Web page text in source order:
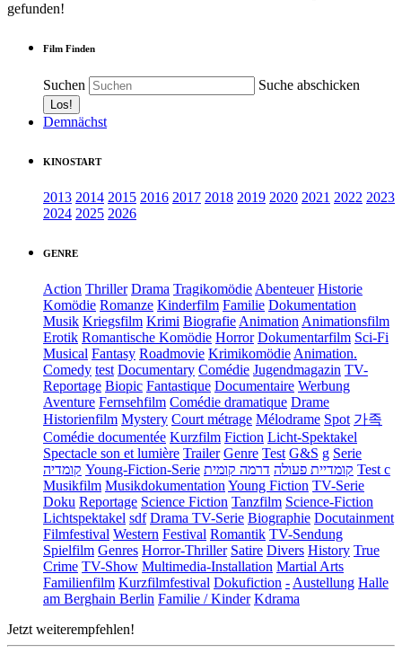
gefunden!
Film Finden
Suchen Suche abschicken
Demnächst
KINOSTART
2013 2014 2015 2016 2017 2018 2019 2020 2021 2022 2023
2024 2025 2026
GENRE
Action Thriller Drama Tragikomödie Abenteuer Historie
Komödie Romanze Kinderfilm Familie Dokumentation
Musik Kriegsfilm Krimi Biografie Animation Animationsfilm
Erotik Romantische Komödie Horror Dokumentarfilm Sci-Fi
Musical Fantasy Roadmovie Krimikomödie Animation.
Comedy test Documentary Comédie Jugendmagazin TV-
Reportage Biopic Fantastique Documentaire Werbung
Aventure Fernsehfilm Comédie dramatique Drame
Historienfilm Mystery Court métrage Mélodrame Spot 가족
Comédie documentée Kurzfilm Fiction Licht-Spektakel
Spectacle son et lumière Trailer Genre Test G&S g Serie
קומדיה Young-Fiction-Serie קומדיית פעולה דרמה קומית
Test c
Musikfilm Musikdokumentation Young Fiction TV-Serie
Doku Reportage Science Fiction Tanzfilm Science-Fiction
Lichtspektakel sdf Drama TV-Serie Biographie Docutainment
Filmfestival Western Festival Romantik TV-Sendung
Spielfilm Genres Horror-Thriller Satire Divers History True
Crime TV-Show Multimedia-Installation Martial Arts
Familienfilm Kurzfilmfestival Dokufiction - Austellung Halle
am Berghain Berlin Familie / Kinder Kdrama
Jetzt weiterempfehlen!